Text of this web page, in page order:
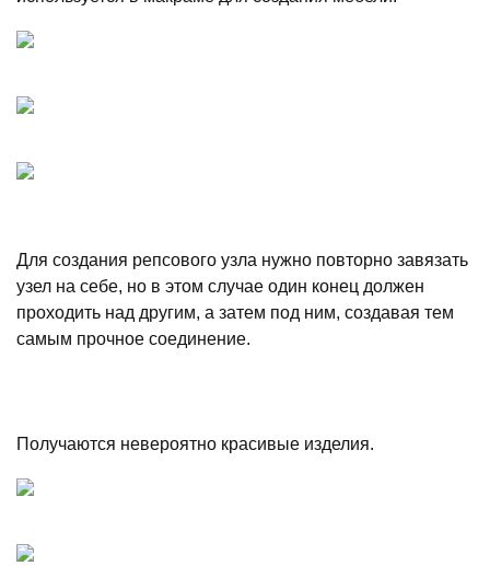
Для создания репсового узла нужно повторно завязать
узел на себе, но в этом случае один конец должен
проходить над другим, а затем под ним, создавая тем
самым прочное соединение.
Получаются невероятно красивые изделия.